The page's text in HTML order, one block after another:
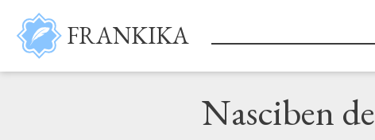
Aller au contenu principal
FRANKIKA
Nasciben